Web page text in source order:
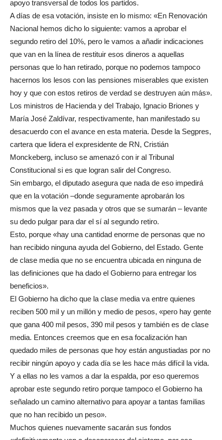
apoyo transversal de todos los partidos.
A días de esa votación, insiste en lo mismo: «En Renovación
Nacional hemos dicho lo siguiente: vamos a aprobar el
segundo retiro del 10%, pero le vamos a añadir indicaciones
que van en la línea de restituir esos dineros a aquellas
personas que lo han retirado, porque no podemos tampoco
hacernos los lesos con las pensiones miserables que existen
hoy y que con estos retiros de verdad se destruyen aún más».
Los ministros de Hacienda y del Trabajo, Ignacio Briones y
María José Zaldívar, respectivamente, han manifestado su
desacuerdo con el avance en esta materia. Desde la Segpres,
cartera que lidera el expresidente de RN, Cristián
Monckeberg, incluso se amenazó con ir al Tribunal
Constitucional si es que logran salir del Congreso.
Sin embargo, el diputado asegura que nada de eso impedirá
que en la votación –donde seguramente aprobarán los
mismos que la vez pasada y otros que se sumarán – levante
su dedo pulgar para dar el sí al segundo retiro.
Esto, porque «hay una cantidad enorme de personas que no
han recibido ninguna ayuda del Gobierno, del Estado. Gente
de clase media que no se encuentra ubicada en ninguna de
las definiciones que ha dado el Gobierno para entregar los
beneficios».
El Gobierno ha dicho que la clase media va entre quienes
reciben 500 mil y un millón y medio de pesos, «pero hay gente
que gana 400 mil pesos, 390 mil pesos y también es de clase
media. Entonces creemos que en esa focalización han
quedado miles de personas que hoy están angustiadas por no
recibir ningún apoyo y cada día se les hace más difícil la vida.
Y a ellas no les vamos a dar la espalda, por eso queremos
aprobar este segundo retiro porque tampoco el Gobierno ha
señalado un camino alternativo para apoyar a tantas familias
que no han recibido un peso».
Muchos quienes nuevamente sacarán sus fondos